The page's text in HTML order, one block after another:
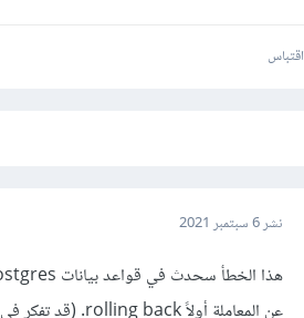
اقتباس
نشر6 سبتمبر 2021